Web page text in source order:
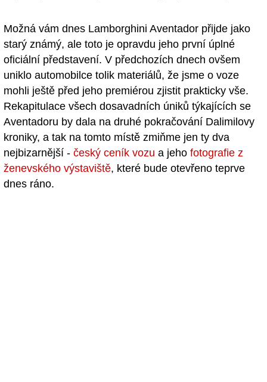
Možná vám dnes Lamborghini Aventador přijde jako
starý známý, ale toto je opravdu jeho první úplné
oficiální představení. V předchozích dnech ovšem
uniklo automobilce tolik materiálů, že jsme o voze
mohli ještě před jeho premiérou zjistit prakticky vše.
Rekapitulace všech dosavadních úniků týkajících se
Aventadoru by dala na druhé pokračování Dalimilovy
kroniky, a tak na tomto místě zmiňme jen ty dva
nejbizarnější - český ceník vozu a jeho fotografie z
ženevského výstaviště, které bude otevřeno teprve
dnes ráno.